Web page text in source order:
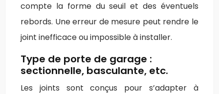
compte la forme du seuil et des éventuels
rebords. Une erreur de mesure peut rendre le
joint inefficace ou impossible à installer.
Type de porte de garage :
sectionnelle, basculante, etc.
Les joints sont conçus pour s’adapter à